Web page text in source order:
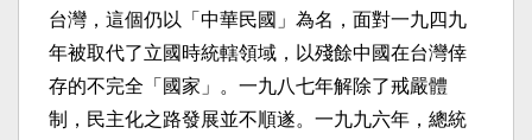
台灣，這個仍以「中華民國」為名，面對一九四九
年被取代了立國時統轄領域，以殘餘中國在台灣倖
存的不完全「國家」。一九八七年解除了戒嚴體
制，民主化之路發展並不順遂。一九九六年，總統